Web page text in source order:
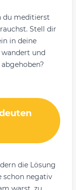
du meditierst
Stell dir
in deine
und
die Lösung
schon negativ